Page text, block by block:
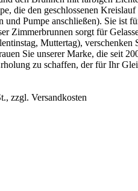
die den geschlossenen
Pumpe anschließen). Sie ist
Zimmerbrunnen sorgt für
Muttertag),
Sie unserer Marke, die seit
zu schaffen, der für Ihr
zzgl. Versandkosten